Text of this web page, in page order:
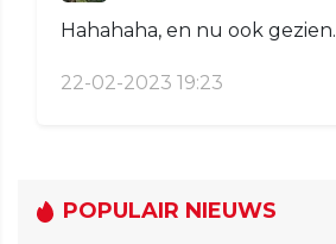
Hahahaha, en nu ook gezien.
22-02-2023 19:23
POPULAIR NIEUWS